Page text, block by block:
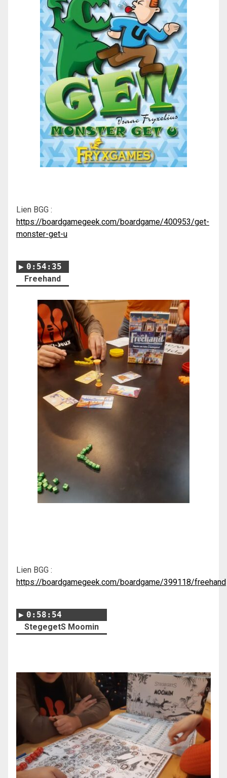
Lien BGG :
https://boardgamegeek.com/boardgame/400953/get-
monster-get-u
0:54:35
Freehand
Lien BGG :
https://boardgamegeek.com/boardgame/399118/freehand
0:58:54
StegegetS Moomin